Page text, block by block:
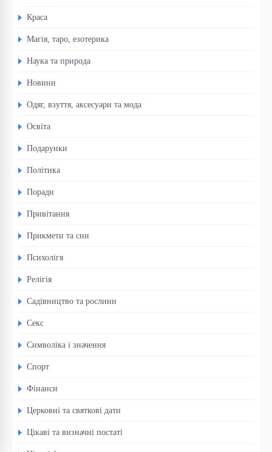
Краса
Магія, таро, езотерика
Наука та природа
Новини
Одяг, взуття, аксесуари та мода
Освіта
Подарунки
Політика
Поради
Привітання
Прикмети та сни
Психолігя
Релігія
Садівництво та рослини
Секс
Символіка і значення
Спорт
Фінанси
Церковні та святкові дати
Цікаві та визначні постаті